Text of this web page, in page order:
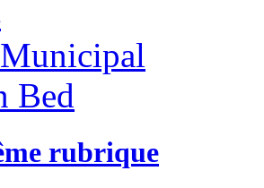
Bed
rubrique